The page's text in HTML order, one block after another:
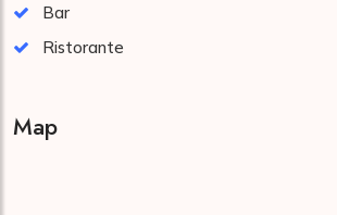
Bar
Ristorante
Map